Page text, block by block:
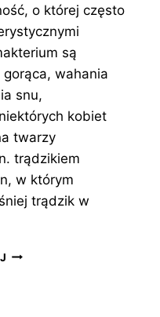
o której często
są
wahania
snu,
kobiet
twarzy
trądzikiem
w którym
trądzik w
WYPRYSKI